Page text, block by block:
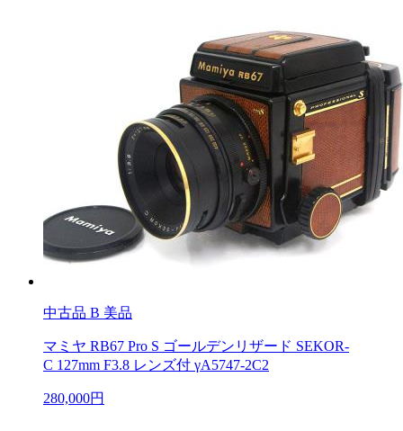
中古品 B 美品
マミヤ RB67 Pro S ゴールデンリザード SEKOR-
C 127mm F3.8 レンズ付 γA5747-2C2
280,000円